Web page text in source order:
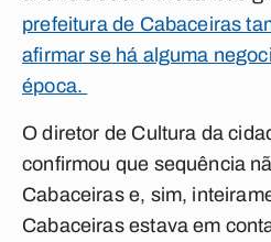
prefeitura de Cabaceiras
afirmar se há alguma
época.
O diretor de Cultura da
confirmou que sequência
Cabaceiras e, sim,
Cabaceiras estava em